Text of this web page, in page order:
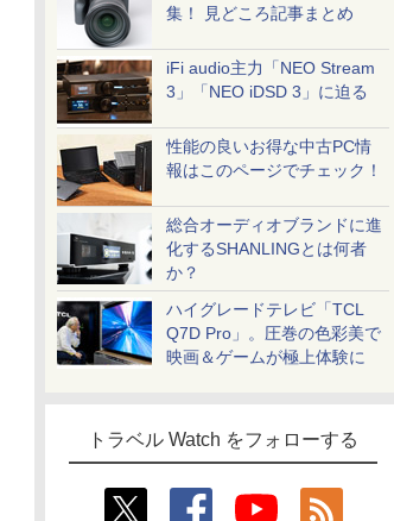
集！ 見どころ記事まとめ
iFi audio主力「NEO Stream
3」「NEO iDSD 3」に迫る
性能の良いお得な中古PC情
報はこのページでチェック！
総合オーディオブランドに進
化するSHANLINGとは何者
か？
ハイグレードテレビ「TCL
Q7D Pro」。圧巻の色彩美で
映画＆ゲームが極上体験に
トラベル Watch をフォローする